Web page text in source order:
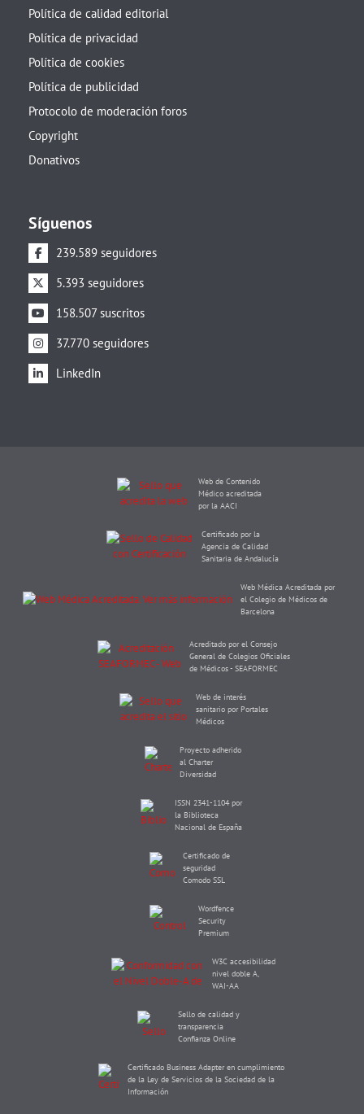
Política de calidad editorial
Política de privacidad
Política de cookies
Política de publicidad
Protocolo de moderación foros
Copyright
Donativos
Síguenos
239.589 seguidores
5.393 seguidores
158.507 suscritos
37.770 seguidores
LinkedIn
Web de Contenido
Médico acreditada
por la AACI
Certificado por la
Agencia de Calidad
Sanitaria de Andalucía
Web Médica Acreditada por
el Colegio de Médicos de
Barcelona
Acreditado por el Consejo
General de Colegios Oficiales
de Médicos - SEAFORMEC
Web de interés
sanitario por Portales
Médicos
Proyecto adherido
al Charter
Diversidad
ISSN 2341-1104 por
la Biblioteca
Nacional de España
Certificado de
seguridad
Comodo SSL
Wordfence
Security
Premium
W3C accesibilidad
nivel doble A,
WAI-AA
Sello de calidad y
transparencia
Confianza Online
Certificado Business Adapter en cumplimiento
de la Ley de Servicios de la Sociedad de la
Información